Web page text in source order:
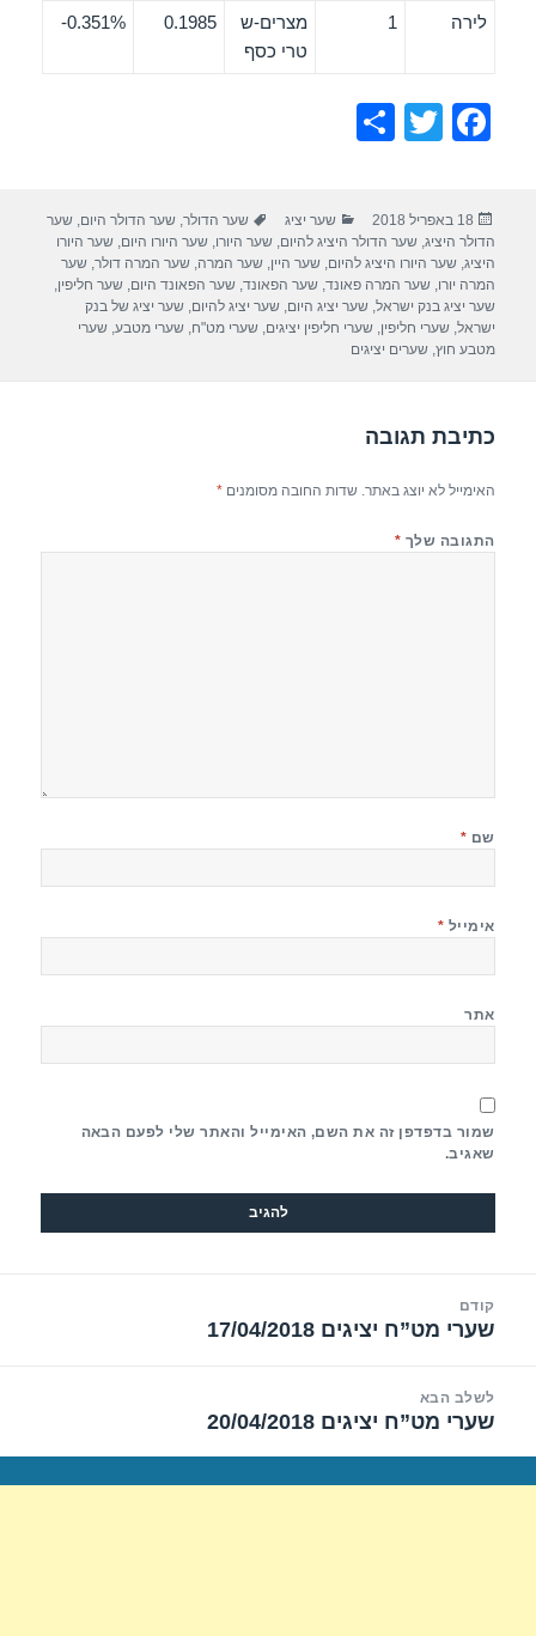
לירה 1
מצרים-ש
טרי כסף
0.1985
0.351%-
F
e
b
o
o
T
er
e
פורסם
בתאריך
18 באפריל 2018 קטגוריות
שער יציג תגיות
שער הדולר,שער הדולר היום,שער
הדולר היציג,שער הדולר היציג להיום,שער היורו,שער היורו היום,שער היורו
היציג,שער היורו היציג להיום,שער היין,שער המרה,שער המרה דולר,שער
המרה יורו,שער המרה פאונד,שער הפאונד,שער הפאונד היום,שער חליפין,
שער יציג בנק ישראל,שער יציג היום,שער יציג להיום,שער יציג של בנק
ישראל,שערי חליפין,שערי חליפין יציגים,שערי מט"ח,שערי מטבע,שערי
מטבע חוץ,שערים יציגים
כתיבת תגובה
האימייל לא יוצג באתר. שדות החובה מסומנים*
התגובה שלך *
שם *
אימייל *
אתר
שמור בדפדפן זה את השם, האימייל והאתר שלי לפעם הבאה
שאגיב.
קודם
הפוסט
שערי מט”ח יציגים 17/04/2018
לשלב הבא
הפוסט
שערי מט”ח יציגים 20/04/2018